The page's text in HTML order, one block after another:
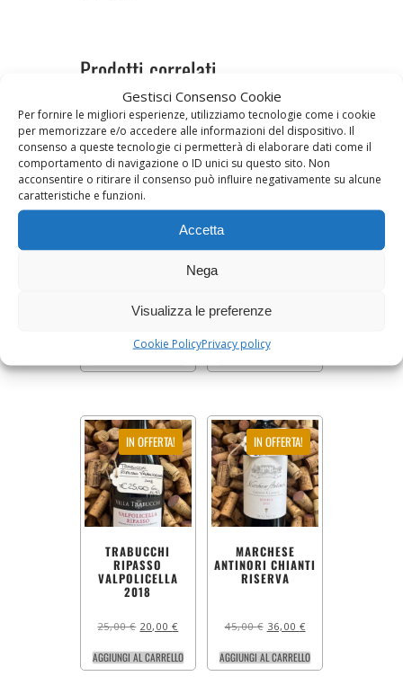
Gestisci Consenso Cookie
Per fornire le migliori esperienze, utilizziamo tecnologie come i cookie
per memorizzare e/o accedere alle informazioni del dispositivo. Il
consenso a queste tecnologie ci permetterà di elaborare dati come il
comportamento di navigazione o ID unici su questo sito. Non
acconsentire o ritirare il consenso può influire negativamente su alcune
caratteristiche e funzioni.
Accetta
Nega
Visualizza le preferenze
Cookie PolicyPrivacy policy
Prodotti correlati
IN OFFERTA!
PRUNOTTO
BARBARESCO 2021
IN OFFERTA!
ROSSO FELCIAINO
IN OFFERTA!
TRABUCCHI
RIPASSO
VALPOLICELLA
2018
25,00€ 20,00€
AGGIUNGI AL CARRELLO
IN OFFERTA!
MARCHESE
ANTINORI CHIANTI
RISERVA
45,00€ 36,00 €
AGGIUNGI AL CARRELLO